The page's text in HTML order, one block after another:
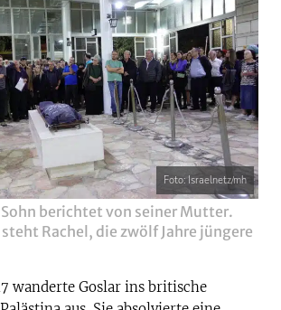
Foto: Israelnetz/mh
Sohn berichtet von seiner Mutter.
Rachel, die zwölf Jahre jüngere
wanderte Goslar ins britische